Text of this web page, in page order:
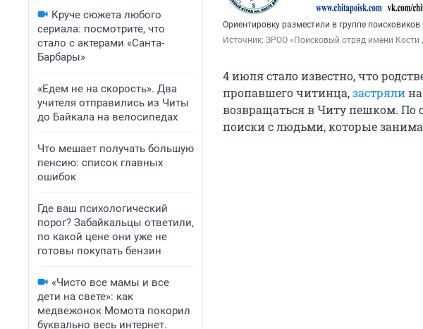
Круче сюжета любого
сериала: посмотрите, что
стало с актерами «Санта-
Барбары»
«Едем не на скорость». Два
учителя отправились из Читы
до Байкала на велосипедах
Что мешает получать большую
пенсию: список главных
ошибок
Где ваш психологический
порог? Забайкальцы ответили,
по какой цене они уже не
готовы покупать бензин
«Чисто все мамы и все
дети на свете»: как
медвежонок Момота покорил
буквально весь интернет.
Ориентировку разместили в группе
Источник: ЗРОО «Поисковый отряд имени Кости
4 июля стало известно, что
пропавшего читинца,застряли
возвращаться в Читу пешком. По
поиски с людьми, которые